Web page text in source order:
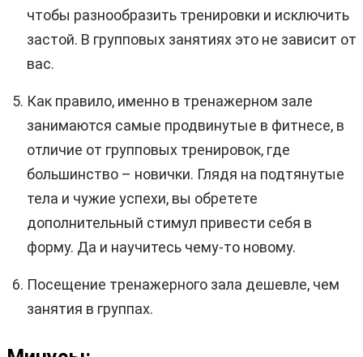
чтобы разнообразить тренировки и исключить
застой. В групповых занятиях это не зависит от
вас.
Как правило, именно в тренажерном зале
занимаются самые продвинутые в фитнесе, в
отличие от групповых тренировок, где
большинство – новички. Глядя на подтянутые
тела и чужие успехи, вы обретете
дополнительный стимул привести себя в
форму. Да и научитесь чему-то новому.
Посещение тренажерного зала дешевле, чем
занятия в группах.